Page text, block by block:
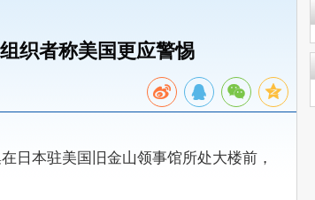
织者称美国更应警惕
本驻美国旧金山领事馆所处大楼前，